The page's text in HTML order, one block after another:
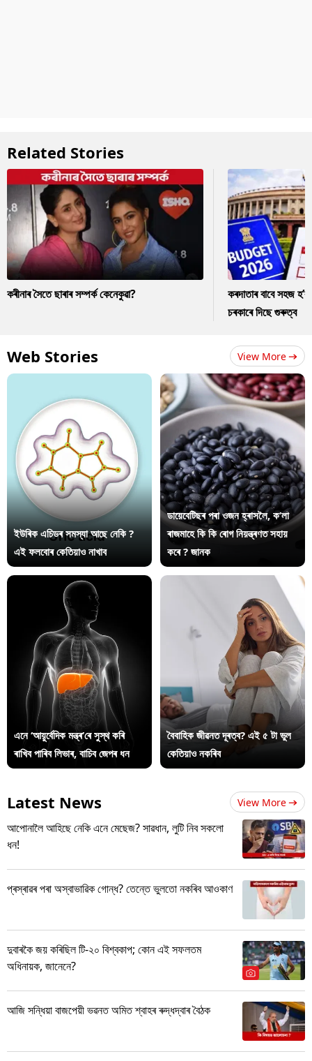
Related Stories
কৰীনাৰ সৈতে ছাৰাৰ সম্পৰ্ক কেনেকুৱা?
কৰদাতাৰ বাবে সহজ
চৰকাৰে দিছে গুৰুত্ব
Web Stories View More
ইউৰিক এচিডৰ সমস্যা আছে নেকি ?
এই ফলবোৰ কেতিয়াও নাখাব
ডায়েবেটিছৰ পৰা ওজন হ্ৰাসলৈ, ক’লা
ৰাজমাহে কি কি ৰোগ নিয়ন্ত্ৰণত সহায়
কৰে ? জানক
এনে ‘আয়ুৰ্বেদিক মন্ত্ৰ’ৰে সুস্থ কৰি
ৰাখিব পাৰিব লিভাৰ, বাচিব জেপৰ ধন
বৈবাহিক জীৱনত দূৰত্ব? এই ৫ টা ভুল
কেতিয়াও নকৰিব
Latest News View More
আপোনালৈ আহিছে নেকি এনে মেছেজ? সাৱধান, লুটি নিব সকলো
ধন!
প্ৰস্ৰাৱৰ পৰা অস্বাভাৱিক গোন্ধ? তেন্তে ভুলতো নকৰিব আওকাণ
দুবাৰকৈ জয় কৰিছিল টি-২০ বিশ্বকাপ; কোন এই সফলতম
অধিনায়ক, জানেনে?
আজি সন্ধিয়া বাজপেয়ী ভৱনত অমিত শ্বাহৰ ৰুদ্ধদ্বাৰ বৈঠক